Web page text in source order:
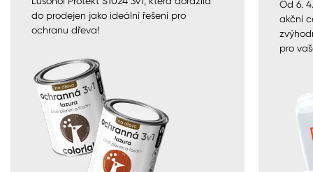
do prodejen jako ideální řešení pro
ochranu dřeva!
Od 6.
akční
pro